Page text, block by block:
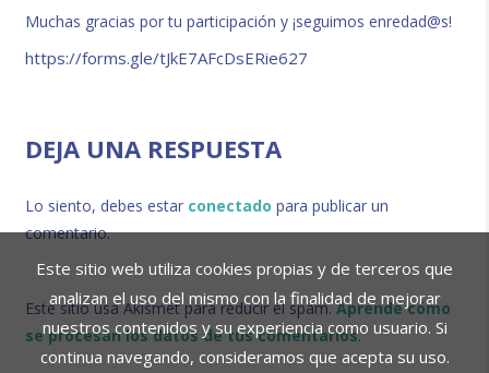
Este sitio web utiliza cookies propias y de terceros que
analizan el uso del mismo con la finalidad de mejorar
nuestros contenidos y su experiencia como usuario. Si
continua navegando, consideramos que acepta su uso.
Muchas gracias por tu participación y ¡seguimos enredad@s!
https://forms.gle/tJkE7AFcDsERie627
DEJA UNA RESPUESTA
Lo siento, debes estar conectado para publicar un
comentario.
Este sitio usa Akismet para reducir el spam.Aprende cómo
se procesan los datos de tus comentarios.